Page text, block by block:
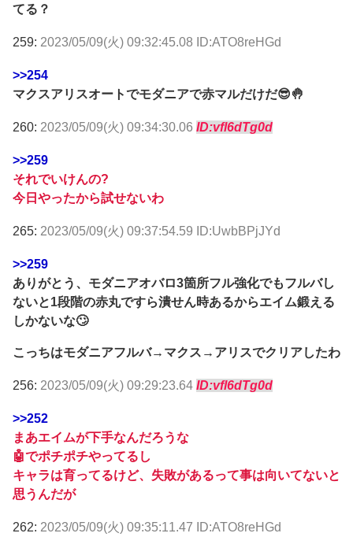
てる？
259: 2023/05/09(火) 09:32:45.08 ID:ATO8reHGd
>>254
マクスアリスオートでモダニアで赤マルだけだ😎🤚
260: 2023/05/09(火) 09:34:30.06 ID:vfl6dTg0d
>>259
それでいけんの?
今日やったから試せないわ
265: 2023/05/09(火) 09:37:54.59 ID:UwbBPjJYd
>>259
ありがとう、モダニアオバロ3箇所フル強化でもフルバし
ないと1段階の赤丸ですら潰せん時あるからエイム鍛える
しかないな🙄
こっちはモダニアフルバ→マクス→アリスでクリアしたわ
256: 2023/05/09(火) 09:29:23.64 ID:vfl6dTg0d
>>252
まあエイムが下手なんだろうな
🤖でポチポチやってるし
キャラは育ってるけど、失敗があるって事は向いてないと
思うんだが
262: 2023/05/09(火) 09:35:11.47 ID:ATO8reHGd